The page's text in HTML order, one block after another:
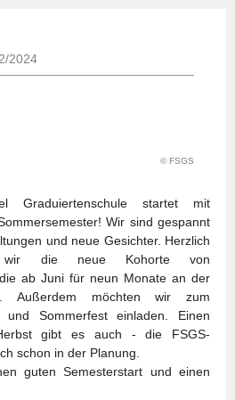
2024
© FSGS
Graduiertenschule startet mit
Wir sind gespannt
und neue Gesichter. Herzlich
wir die neue Kohorte von
ab Juni für neun Monate an der
Außerdem möchten wir zum
und Sommerfest einladen. Einen
gibt es auch - die FSGS-
schon in der Planung.
guten Semesterstart und einen